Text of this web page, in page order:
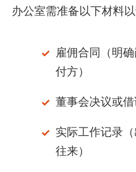
办公室需准备以下材料
雇佣合同（明
付方）
董事会决议或
实际工作记录
往来）